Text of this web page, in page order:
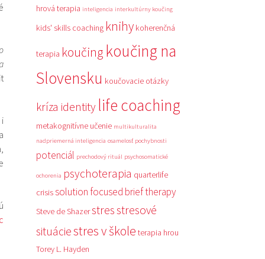
hrová terapia inteligencia interkultúrny koučing
kids' skills coaching knihy koherenčná
terapia koučing koučing na
Slovensku koučovacie otázky
kríza identity life coaching
metakognitívne učenie multikulturalita
nadpriemerná inteligencia osamelosť pochybnosti
potenciál prechodový rituál psychosomatické
ochorenia psychoterapia quarterlife
crisissolution focused brief therapy
Steve de Shazerstresstresové
situáciestres v škole terapia hrou
Torey L. Hayden